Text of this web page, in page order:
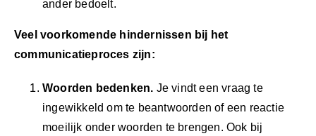
ander bedoelt.
Veel voorkomende hindernissen bij het
communicatieproces zijn:
Woorden bedenken. Je vindt een vraag te
ingewikkeld om te beantwoorden of een reactie
moeilijk onder woorden te brengen. Ook bij